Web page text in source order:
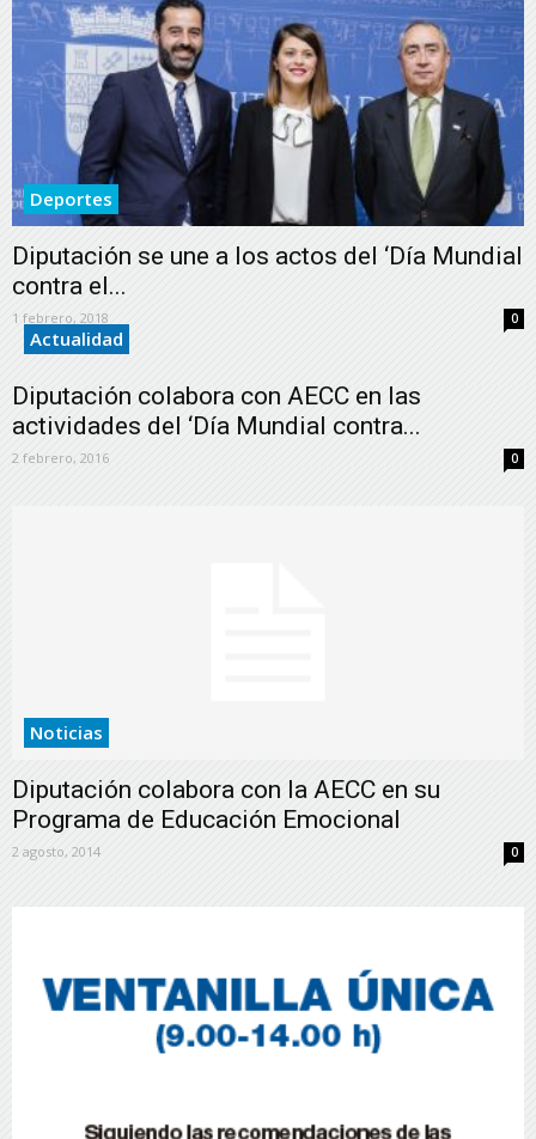
Deportes
Diputación se une a los actos del ‘Día Mundial
contra el...
1 febrero, 2018 0
Actualidad
Diputación colabora con AECC en las
actividades del ‘Día Mundial contra...
2 febrero, 2016 0
Noticias
Diputación colabora con la AECC en su
Programa de Educación Emocional
2 agosto, 2014 0